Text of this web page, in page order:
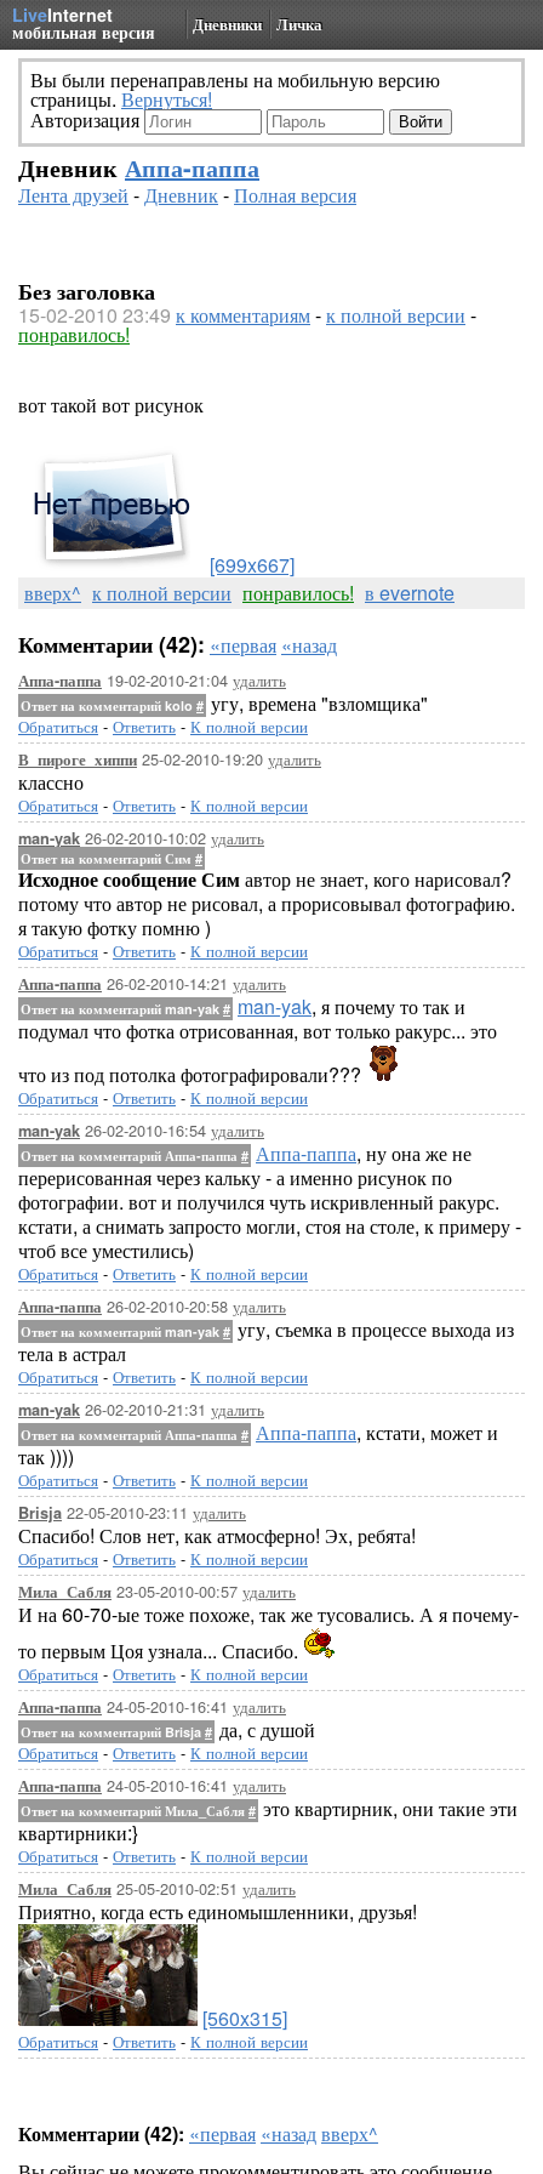
LiveInternet
мобильная версия Дневники Личка
Вы были перенаправлены на мобильную версию
страницы. Вернуться!
Авторизация
Дневник Аппа-паппа
Лента друзей -Дневник-Полная версия
Без заголовка
15-02-2010 23:49 к комментариям-к полной версии -
понравилось!
вот такой вот рисунок
[699x667]
вверх^ к полной версии понравилось! в evernote
Комментарии (42): «первая «назад
Аппа-паппа 19-02-2010-21:04 удалить
Ответ на комментарий kolo # угу, времена "взломщика"
Обратиться - Ответить - К полной версии
В_пироге_хиппи 25-02-2010-19:20 удалить
классно
Обратиться - Ответить - К полной версии
man-yak 26-02-2010-10:02 удалить
Ответ на комментарий Сим #
Исходное сообщение Симавтор не знает, кого нарисовал?
потому что автор не рисовал, а прорисовывал фотографию.
я такую фотку помню )
Обратиться - Ответить - К полной версии
Аппа-паппа 26-02-2010-14:21 удалить
Ответ на комментарий man-yak # man-yak, я почему то так и
подумал что фотка отрисованная, вот только ракурс... это
что из под потолка фотографировали???
Обратиться - Ответить - К полной версии
man-yak 26-02-2010-16:54 удалить
Ответ на комментарий Аппа-паппа # Аппа-паппа, ну она же не
перерисованная через кальку - а именно рисунок по
фотографии. вот и получился чуть искривленный ракурс.
кстати, а снимать запросто могли, стоя на столе, к примеру -
чтоб все уместились)
Обратиться - Ответить - К полной версии
Аппа-паппа 26-02-2010-20:58 удалить
Ответ на комментарий man-yak # угу, съемка в процессе выхода из
тела в астрал
Обратиться - Ответить - К полной версии
man-yak 26-02-2010-21:31 удалить
Ответ на комментарий Аппа-паппа # Аппа-паппа, кстати, может и
так ))))
Обратиться - Ответить - К полной версии
Brisja 22-05-2010-23:11 удалить
Спасибо! Слов нет, как атмосферно! Эх, ребята!
Обратиться - Ответить - К полной версии
Мила_Сабля 23-05-2010-00:57 удалить
И на 60-70-ые тоже похоже, так же тусовались. А я почему-
то первым Цоя узнала... Спасибо.
Обратиться - Ответить - К полной версии
Аппа-паппа 24-05-2010-16:41 удалить
Ответ на комментарий Brisja # да, с душой
Обратиться - Ответить - К полной версии
Аппа-паппа 24-05-2010-16:41 удалить
Ответ на комментарий Мила_Сабля # это квартирник, они такие эти
квартирники:}
Обратиться - Ответить - К полной версии
Мила_Сабля 25-05-2010-02:51 удалить
Приятно, когда есть единомышленники, друзья!
[560x315]
Обратиться - Ответить - К полной версии
Комментарии (42): «первая «назадвверх^